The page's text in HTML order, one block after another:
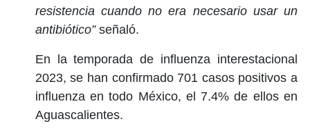
resistencia cuando no era necesario usar un
antibiótico”señaló.
En la temporada de influenza interestacional
2023, se han confirmado 701 casos positivos a
influenza en todo México, el 7.4% de ellos en
Aguascalientes.